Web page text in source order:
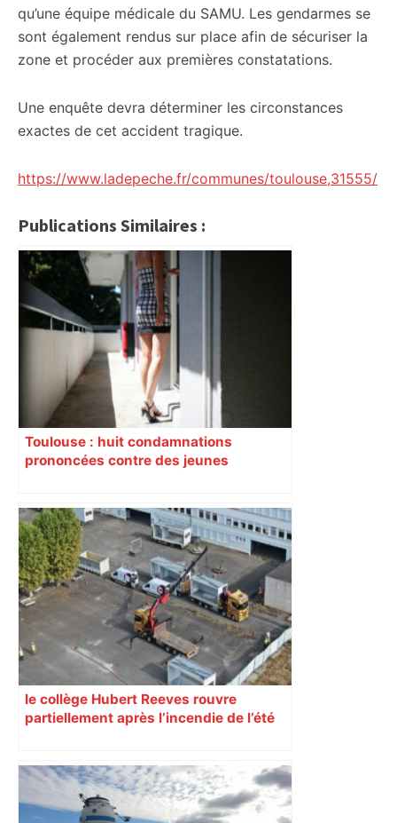
qu’une équipe médicale du SAMU. Les gendarmes se
sont également rendus sur place afin de sécuriser la
zone et procéder aux premières constatations.
Une enquête devra déterminer les circonstances
exactes de cet accident tragique.
https://www.ladepeche.fr/communes/toulouse,31555/
Publications Similaires :
Toulouse : huit condamnations
prononcées contre des jeunes
le collège Hubert Reeves rouvre
partiellement après l’incendie de l’été